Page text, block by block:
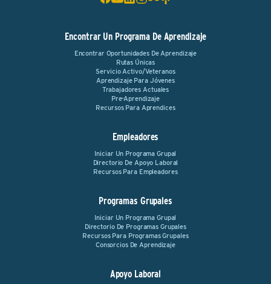
Encontrar Un Programa De Aprendizaje
Encontrar Oportunidades De Aprendizaje
Rutas Únicas
Servicio Activo/Veteranos
Aprendizaje Para Jóvenes
Trabajadores Actuales
Pre-Aprendizaje
Recursos Para Aprendices
Empleadores
Iniciar Un Programa Grupal
Directorio De Apoyo Laboral
Recursos Para Empleadores
Programas Grupales
Iniciar Un Programa Grupal
Directorio De Programas Grupales
Recursos Para Programas Grupales
Consorcios De Aprendizaje
Apoyo Laboral